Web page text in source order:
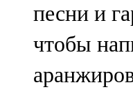
песни и
чтобы